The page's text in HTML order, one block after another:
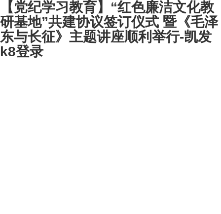
【党纪学习教育】“红色廉洁文化教
研基地”共建协议签订仪式 暨《毛泽
东与长征》主题讲座顺利举行-凯发
k8登录